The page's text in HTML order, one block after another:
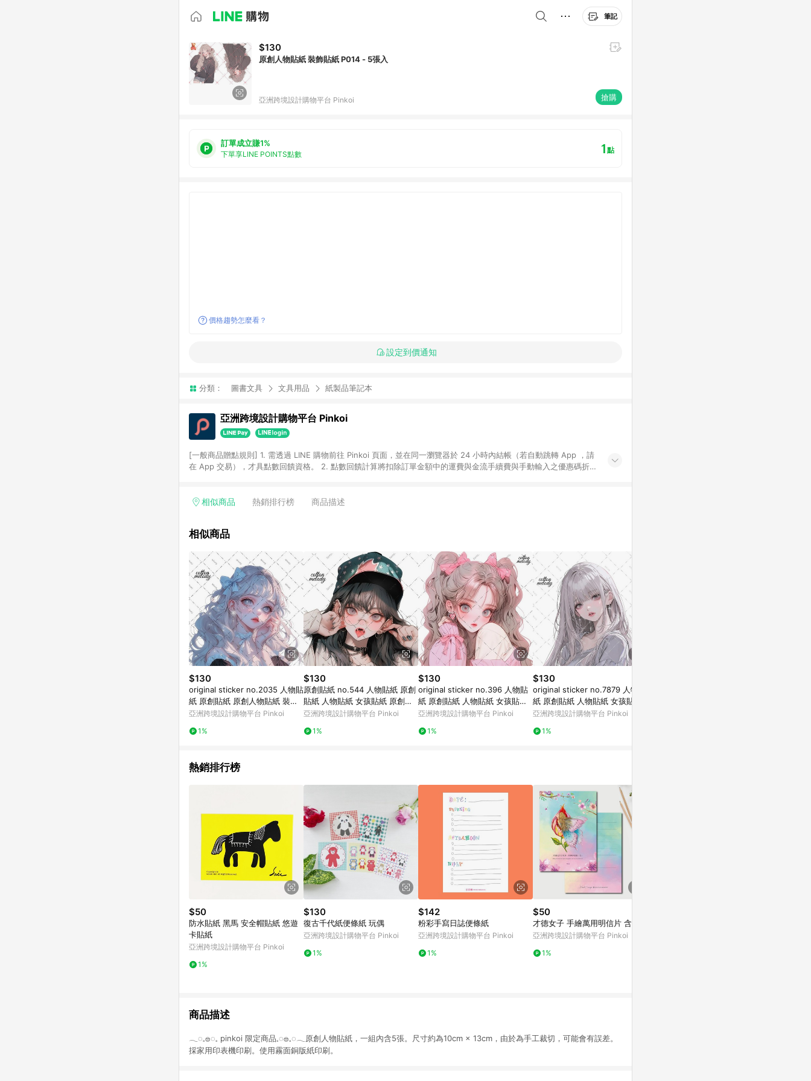
筆記
$130
原創人物貼紙 裝飾貼紙 P014 - 5張入
亞洲跨境設計購物平台 Pinkoi 搶購
訂單成立賺1%
下單享LINE POINTS點數 1點
價格趨勢怎麼看？
設定到價通知
分類： 圖書文具 文具用品 紙製品筆記本
亞洲跨境設計購物平台 Pinkoi
[一般商品贈點規則] 1. 需透過 LINE 購物前往 Pinkoi 頁面，並在同一瀏覽器於 24 小時內結帳（若自動跳轉 App ，請
在 App 交易），才具點數回饋資格。 2. 點數回饋計算將扣除訂單金額中的運費與金流手續費與手動輸入之優惠碼折
格，部分退款不在此限。 6. APP 請更新至Android v4.6.0 / iOS v4.1.5 以上才具贈點資格。 7. 點數將於出貨後 45 天
使用規則請以點數紅包活動說明為準。 11. 若於 LINE 購物前往 Pinkoi 頁面後才首次下載 Pinkoi APP 並完成訂單，不
相似商品 熱銷排行榜 商品描述
相似商品
$130
original sticker no.2035 人物貼
紙 原創貼紙 原創人物貼紙 裝飾
貼紙 cotton melody
亞洲跨境設計購物平台 Pinkoi
1%
$130
原創貼紙 no.544 人物貼紙 原創
貼紙 人物貼紙 女孩貼紙 原創人
物貼紙
亞洲跨境設計購物平台 Pinkoi
1%
$130
original sticker no.396 人物貼
紙 原創貼紙 人物貼紙 女孩貼紙
原創人物貼紙
亞洲跨境設計購物平台 Pinkoi
1%
$130
original sticker no.7879 人物貼
紙 原創貼紙 人物貼紙 女孩貼紙
原創人物貼紙
亞洲跨境設計購物平台 Pinkoi
1%
熱銷排行榜
$50
防水貼紙 黑馬 安全帽貼紙 悠遊
卡貼紙
亞洲跨境設計購物平台 Pinkoi
1%
$130
復古千代紙便條紙 玩偶
亞洲跨境設計購物平台 Pinkoi
1%
$142
粉彩手寫日誌便條紙
亞洲跨境設計購物平台 Pinkoi
1%
$50
才德女子 手繪萬用明信片 含信封
亞洲跨境設計購物平台 Pinkoi
1%
商品描述
𓂃◌𓈒𓐍◌𓈒 pinkoi 限定商品𓈒◌𓐍𓈒◌𓂃原創人物貼紙，一組內含5張。尺寸約為10cm × 13cm，由於為手工裁切，可能會有誤差。
採家用印表機印刷。使用霧面銅版紙印刷。